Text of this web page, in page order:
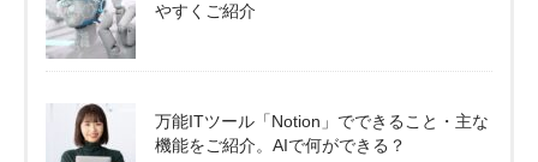
やすくご紹介
万能ITツール「Notion」でできること・主な
機能をご紹介。AIで何ができる？